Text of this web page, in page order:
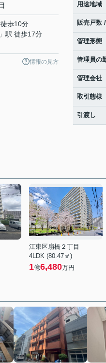
徒歩10分
」駅 徒歩17分
情報の見方
用途地域
販売戸数
管理形態
管理員の
管理会社
取引態様
引渡し
江東区扇橋２丁目
4LDK (80.47㎡)
1億6,480万円